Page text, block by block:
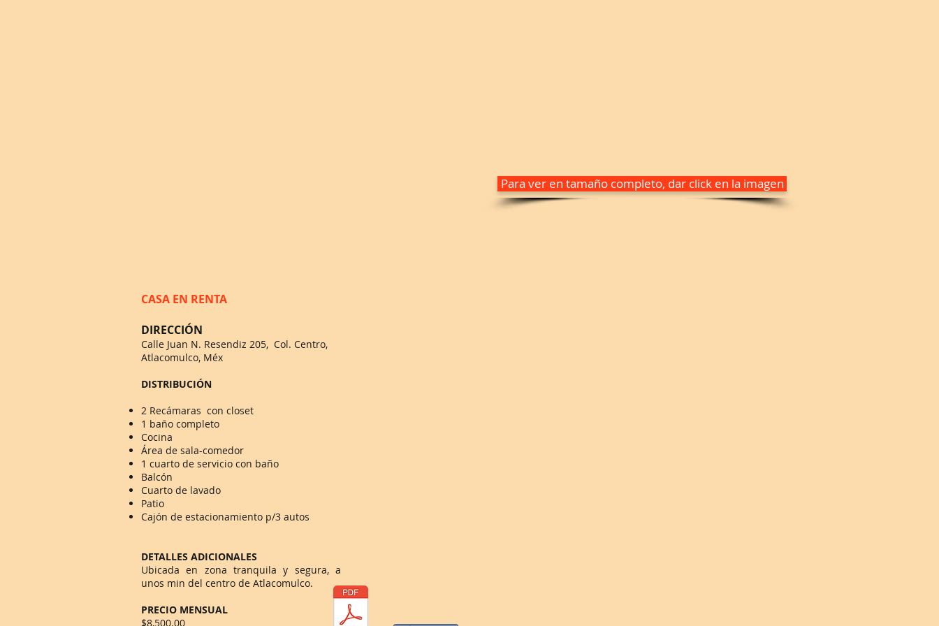
Para ver en tamaño completo, dar click en la imagen
CASA EN RENTA
DIRECCIÓN
Calle Juan N. Resendiz 205, Col. Centro,
Atlacomulco, Méx
DISTRIBUCIÓN
2 Recámaras con closet
1 baño completo
Cocina
Área de sala-comedor
1 cuarto de servicio con baño
Balcón
Cuarto de lavado
Patio
Cajón de estacionamiento p/3 autos
DETALLES ADICIONALES
Ubicada en zona tranquila y segura, a
unos min del centro de Atlacomulco.
PRECIO MENSUAL
$8,500.00